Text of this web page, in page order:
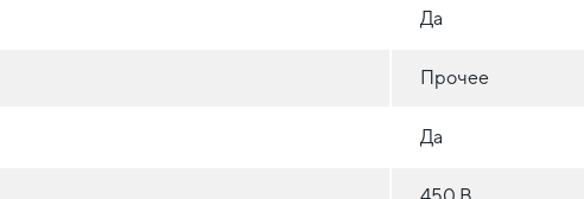
Да
Прочее
Да